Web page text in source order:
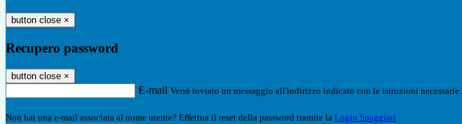
button close ×
Recupero password
button close ×
E-mail Verrà inviato un messaggio all'indirizzo indicato con le istruzioni necessarie.
Non hai una e-mail associata al nome utente? Effettua il reset della password tramite la Login Spaggiari